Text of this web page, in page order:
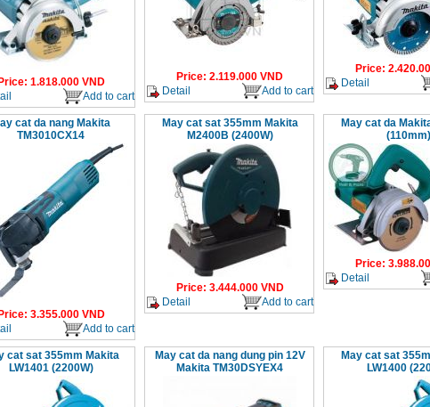
Price: 1.818.000VND
Add to cart
Price: 2.119.000 VND
Detail
Add to cart
Price:
Detail
cat da nang Makita
TM3010CX14
Price: 3.355.000VND
Add to cart
May cat sat 355mm Makita
M2400B (2400W)
Price: 3.444.000VND
Detail
Add to cart
May cat da
(110mm)
Price:
Detail
cat sat 355mm Makita
LW1401 (2200W)
May cat da nang dung pin 12V
Makita TM30DSYEX4
May cat sat
LW1400